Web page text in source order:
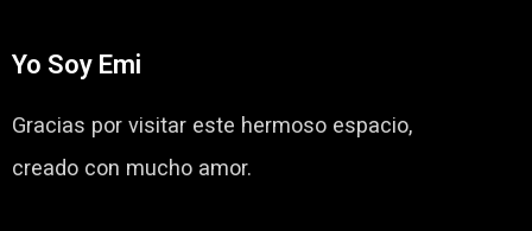
Yo Soy Emi
Gracias por visitar este hermoso espacio,
creado con mucho amor.